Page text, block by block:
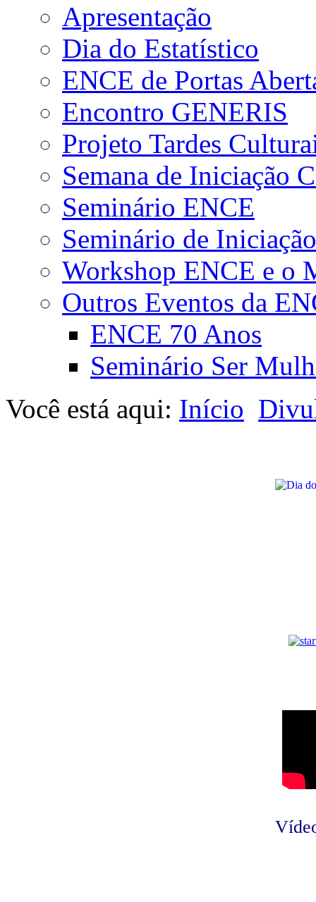
Apresentação
Dia do Estatístico
ENCE de Portas
Encontro GENERIS
Projeto Tardes
Semana de Iniciação
Seminário ENCE
Seminário de
Workshop ENCE e o
Outros Eventos da
ENCE 70 Anos
Seminário Ser
Você está aqui: Início